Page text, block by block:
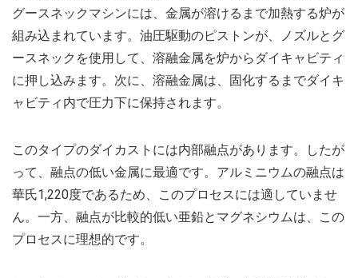
グースネックマシンには、金属が溶けるまで加熱する炉が
組み込まれています。油圧駆動のピストンが、ノズルとグ
ースネックを使用して、溶融金属を炉からダイキャビティ
に押し込みます。次に、溶融金属は、固化するまでダイキ
ャビティ内で圧力下に保持されます。
このタイプのダイカストには内部融点があります。したが
って、融点の低い金属に最適です。アルミニウムの融点は
華氏1,220度であるため、このプロセスには適していませ
ん。一方、融点が比較的低い亜鉛とマグネシウムは、この
プロセスに理想的です。